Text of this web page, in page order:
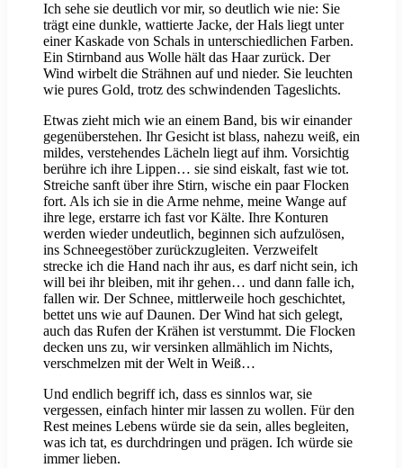
Ich sehe sie deutlich vor mir, so deutlich wie nie: Sie
trägt eine dunkle, wattierte Jacke, der Hals liegt unter
einer Kaskade von Schals in unterschiedlichen Farben.
Ein Stirnband aus Wolle hält das Haar zurück. Der
Wind wirbelt die Strähnen auf und nieder. Sie leuchten
wie pures Gold, trotz des schwindenden Tageslichts.
Etwas zieht mich wie an einem Band, bis wir einander
gegenüberstehen. Ihr Gesicht ist blass, nahezu weiß, ein
mildes, verstehendes Lächeln liegt auf ihm. Vorsichtig
berühre ich ihre Lippen… sie sind eiskalt, fast wie tot.
Streiche sanft über ihre Stirn, wische ein paar Flocken
fort. Als ich sie in die Arme nehme, meine Wange auf
ihre lege, erstarre ich fast vor Kälte. Ihre Konturen
werden wieder undeutlich, beginnen sich aufzulösen,
ins Schneegestöber zurückzugleiten. Verzweifelt
strecke ich die Hand nach ihr aus, es darf nicht sein, ich
will bei ihr bleiben, mit ihr gehen… und dann falle ich,
fallen wir. Der Schnee, mittlerweile hoch geschichtet,
bettet uns wie auf Daunen. Der Wind hat sich gelegt,
auch das Rufen der Krähen ist verstummt. Die Flocken
decken uns zu, wir versinken allmählich im Nichts,
verschmelzen mit der Welt in Weiß…
Und endlich begriff ich, dass es sinnlos war, sie
vergessen, einfach hinter mir lassen zu wollen. Für den
Rest meines Lebens würde sie da sein, alles begleiten,
was ich tat, es durchdringen und prägen. Ich würde sie
immer lieben.